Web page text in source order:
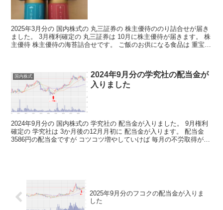
2025年3月分の 国内株式の 丸三証券の 株主優待ののり詰合せが届き
ました。 3月権利確定の 丸三証券は 10月に株主優待が届きます。 株
主優待 株主優待の海苔詰合せです。 ご飯のお供になる食品は 重宝し
国内株式
2024年9月分の学究社の配当金が
入りました
2024年9月分の 国内株式の 学究社の 配当金が入りました。 9月権利
確定の 学究社は 3か月後の12月月初に 配当金が入ります。 配当金
3586円の配当金ですが コツコツ増やしていけば 毎月の不労取得が
2025年9月分のフコクの配当金が入りま
した